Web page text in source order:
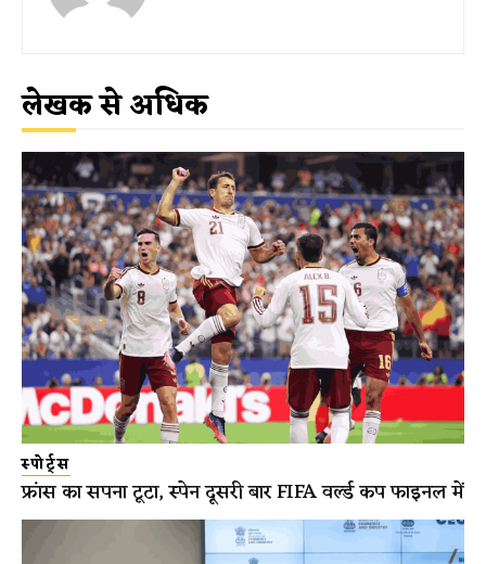
लेखक से अधिक
स्पोर्ट्स
फ्रांस का सपना टूटा, स्पेन दूसरी बार FIFA वर्ल्ड कप फाइनल में